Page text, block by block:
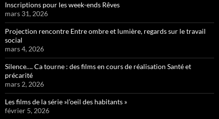
Inscriptions pour les week-ends Rêves
mars 31, 2026
Projection rencontre Entre ombre et lumière, regards sur le travail
social
mars 4, 2026
Silence…. Ca tourne : des films en cours de réalisation Santé et
précarité
mars 2, 2026
Les films de la série »l’oeil des habitants »
février 5, 2026